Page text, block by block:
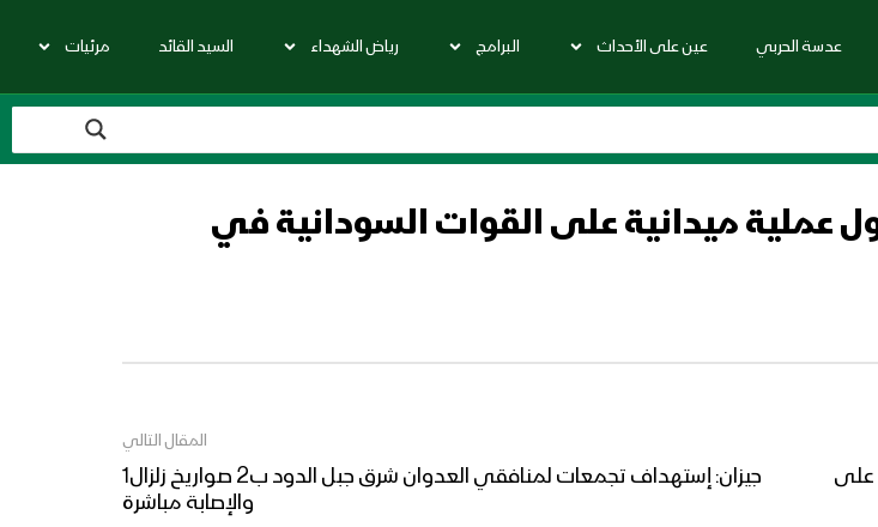
عدسة الحربي عين على الأحداث البرامج رياض الشهداء السيد القائد مرئيات
عملية ميدانية على القوات السودانية في
على
المقال التالي
جيزان: إستهداف تجمعات لمنافقي العدوان شرق جبل الدود ب2 صواريخ زلزال1
والإصابة مباشرة